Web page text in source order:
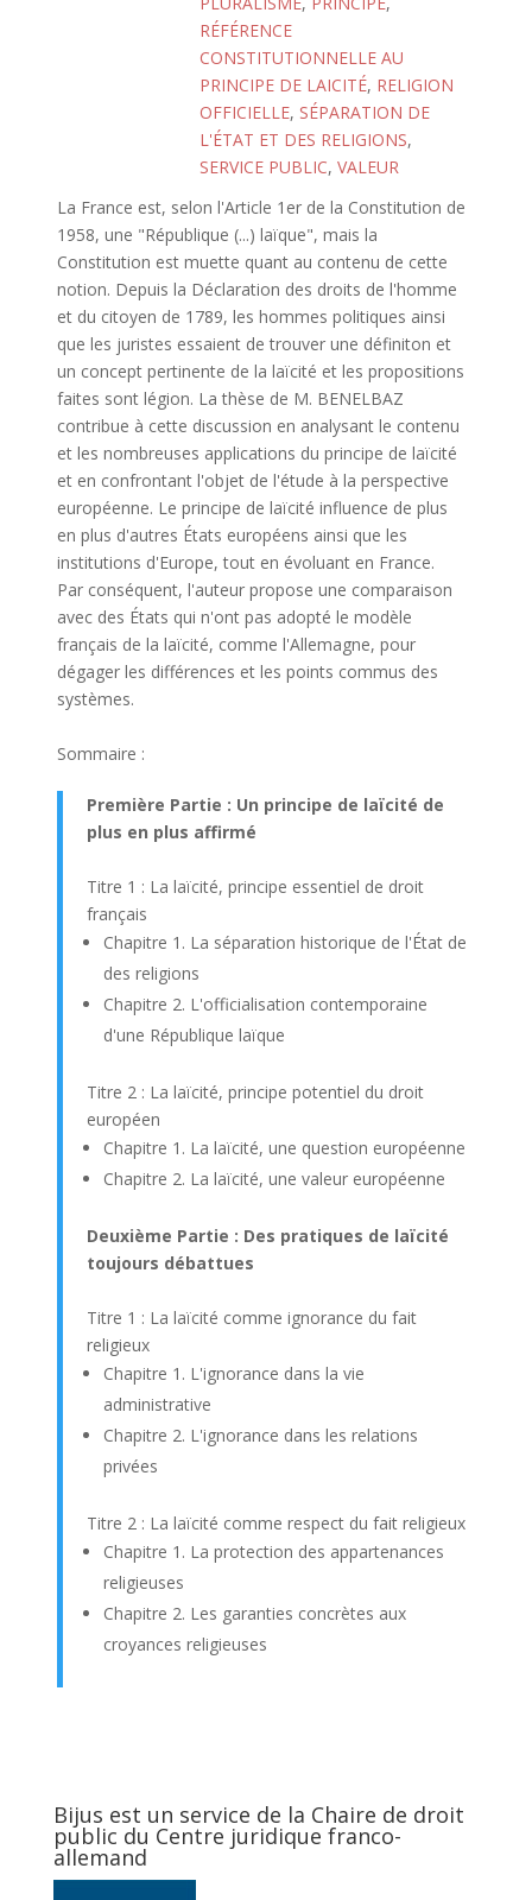
RÉFÉRENCE
CONSTITUTIONNELLE AU
PRINCIPE DE LAICITÉ, RELIGION
OFFICIELLE, SÉPARATION DE
L'ÉTAT ET DES RELIGIONS,
SERVICE PUBLIC, VALEUR
La France est, selon l'Article 1er de la Constitution de
1958, une "République (...) laïque", mais la
Constitution est muette quant au contenu de cette
notion. Depuis la Déclaration des droits de l'homme
et du citoyen de 1789, les hommes politiques ainsi
que les juristes essaient de trouver une définiton et
un concept pertinente de la laïcité et les propositions
faites sont légion. La thèse de M. BENELBAZ
contribue à cette discussion en analysant le contenu
et les nombreuses applications du principe de laïcité
et en confrontant l'objet de l'étude à la perspective
européenne. Le principe de laïcité influence de plus
en plus d'autres États européens ainsi que les
institutions d'Europe, tout en évoluant en France.
Par conséquent, l'auteur propose une comparaison
avec des États qui n'ont pas adopté le modèle
français de la laïcité, comme l'Allemagne, pour
dégager les différences et les points commus des
systèmes.
Sommaire :
Première Partie : Un principe de laïcité de
plus en plus affirmé
Titre 1 : La laïcité, principe essentiel de droit
français
Chapitre 1. La séparation historique de l'État de
des religions
Chapitre 2. L'officialisation contemporaine
d'une République laïque
Titre 2 : La laïcité, principe potentiel du droit
européen
Chapitre 1. La laïcité, une question européenne
Chapitre 2. La laïcité, une valeur européenne
Deuxième Partie : Des pratiques de laïcité
toujours débattues
Titre 1 : La laïcité comme ignorance du fait
religieux
Chapitre 1. L'ignorance dans la vie
administrative
Chapitre 2. L'ignorance dans les relations
privées
Titre 2 : La laïcité comme respect du fait religieux
Chapitre 1. La protection des appartenances
religieuses
Chapitre 2. Les garanties concrètes aux
croyances religieuses
Bijus est un service de la Chaire de droit
public du Centre juridique franco-
allemand